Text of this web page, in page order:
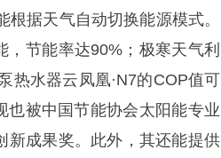
据天气自动切换能源模式。
节能率达90%；极寒天气利
热水器云凤凰·N7的COP值可
也被中国节能协会太阳能专业
新成果奖。此外，其还能提供